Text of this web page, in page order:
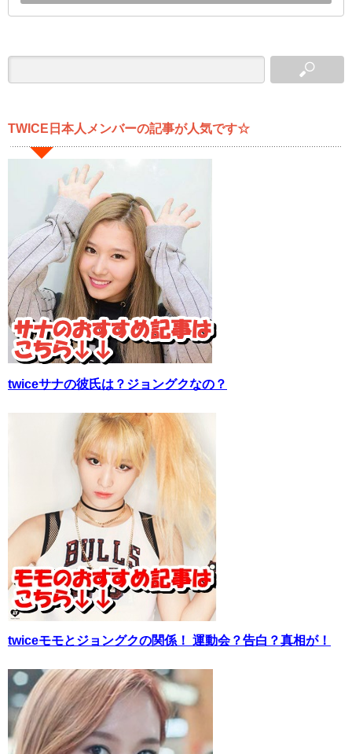
TWICE日本人メンバーの記事が人気です☆
twiceサナの彼氏は？ジョングクなの？
twiceモモとジョングクの関係！ 運動会？告白？真相が！